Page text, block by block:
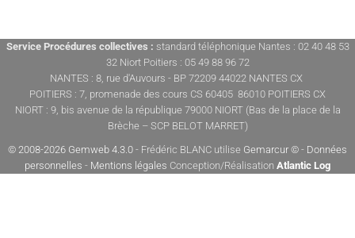
Service Procédures collectives : standard téléphonique Nantes : 02 40 48 53
32 Niort Poitiers : 05 49 88 96 72
NANTES : 8, rue d'Auvours - BP 72209 44022 NANTES CX
POITIERS : 7, promenade des cours CS 60405 86010 POITIERS CX
NIORT : 9, bis avenue de la république 79000 NIORT (Bas de la place de la
Brèche – SCP BELOT MARRET)
© 2008-2026 Gemweb 4.3.0 - Frédéric BLANC utilise Gemarcur © - Données
personnelles - Mentions légales Conception/Réalisation Atlantic Log